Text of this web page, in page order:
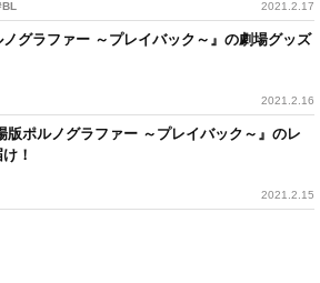
2021.2.17
ノグラファー ～プレイバック～』の劇場グッズ
2021.2.16
版ポルノグラファー ～プレイバック～』のレ
！
2021.2.15